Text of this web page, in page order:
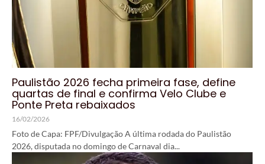
Paulistão 2026 fecha primeira fase, define
quartas de final e confirma Velo Clube e
Ponte Preta rebaixados
16/02/2026
Foto de Capa: FPF/Divulgação A última rodada do Paulistão
2026, disputada no domingo de Carnaval dia...